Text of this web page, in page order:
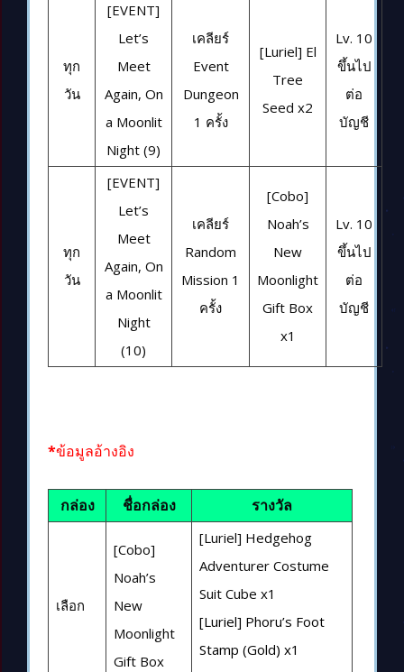
ทุก
วัน
[EVENT]
Let’s
Meet
Again, On
a Moonlit
Night (9)
เคลียร์
Event
Dungeon
1 ครั้ง
[Luriel] El
Tree
Seed x2
Lv. 10
ขึ้นไป
ต่อ
บัญชี
ทุก
วัน
[EVENT]
Let’s
Meet
Again, On
a Moonlit
Night
(10)
เคลียร์
Random
Mission 1
ครั้ง
[Cobo]
Noah’s
New
Moonlight
Gift Box
x1
Lv. 10
ขึ้นไป
ต่อ
บัญชี
*ข้อมูลอ้างอิง
กล่อง ชื่อกล่อง รางวัล
เลือก
[Cobo]
Noah’s
New
Moonlight
Gift Box
[Luriel] Hedgehog
Adventurer Costume
Suit Cube x1
[Luriel] Phoru’s Foot
Stamp (Gold) x1